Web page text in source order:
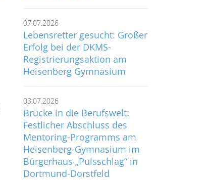
07.07.2026
Lebensretter gesucht: Großer
Erfolg bei der DKMS-
Registrierungsaktion am
Heisenberg Gymnasium
03.07.2026
Brücke in die Berufswelt:
Festlicher Abschluss des
Mentoring-Programms am
Heisenberg-Gymnasium im
Bürgerhaus „Pulsschlag“ in
Dortmund-Dorstfeld